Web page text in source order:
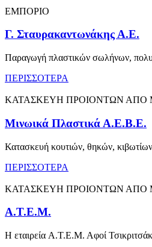
ΕΜΠΟΡΙΟ
Γ. Σταυρακαντωνάκης Α.Ε.
Παραγωγή πλαστικών σωλήνων,
ΠΕΡΙΣΣΟΤΕΡΑ
ΚΑΤΑΣΚΕΥΗ ΠΡΟΙΟΝΤΩΝ ΑΠΟ
Μινωικά Πλαστικά Α.Ε.Β.Ε.
Κατασκευή κουτιών, θηκών,
ΠΕΡΙΣΣΟΤΕΡΑ
ΚΑΤΑΣΚΕΥΗ ΠΡΟΙΟΝΤΩΝ ΑΠΟ
Α.Τ.Ε.Μ.
Η εταιρεία Α.Τ.Ε.Μ. Αφοί